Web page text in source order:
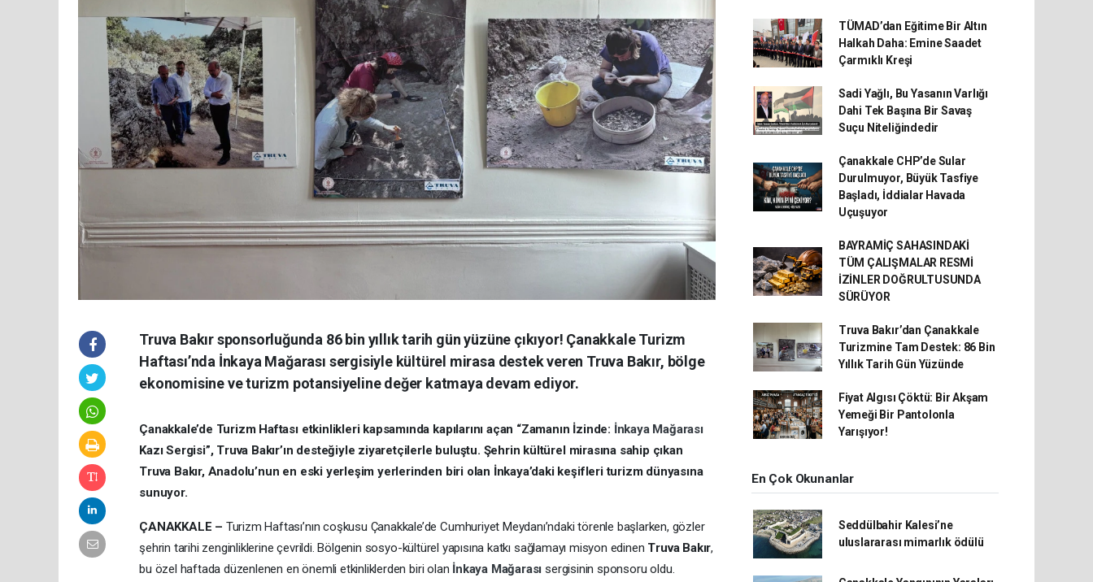
Truva Bakır sponsorluğunda 86 bin yıllık tarih gün yüzüne çıkıyor! Çanakkale Turizm
Haftası’nda İnkaya Mağarası sergisiyle kültürel mirasa destek veren Truva Bakır, bölge
ekonomisine ve turizm potansiyeline değer katmaya devam ediyor.
Çanakkale’de Turizm Haftası etkinlikleri kapsamında kapılarını açan “Zamanın İzinde: İnkaya Mağarası
Kazı Sergisi”, Truva Bakır’ın desteğiyle ziyaretçilerle buluştu. Şehrin kültürel mirasına sahip çıkan
Truva Bakır, Anadolu’nun en eski yerleşim yerlerinden biri olan İnkaya’daki keşifleri turizm dünyasına
sunuyor.
ÇANAKKALE – Turizm Haftası’nın coşkusu Çanakkale’de Cumhuriyet Meydanı’ndaki törenle başlarken, gözler
şehrin tarihi zenginliklerine çevrildi. Bölgenin sosyo-kültürel yapısına katkı sağlamayı misyon edinen Truva Bakır,
bu özel haftada düzenlenen en önemli etkinliklerden biri olan İnkaya Mağarasısergisinin sponsoru oldu.
TÜMAD’dan Eğitime Bir Altın
Halkah Daha: Emine Saadet
Çarmıklı Kreşi
Sadi Yağlı, Bu Yasanın Varlığı
Dahi Tek Başına Bir Savaş
Suçu Niteliğindedir
Çanakkale CHP’de Sular
Durulmuyor, Büyük Tasfiye
Başladı, İddialar Havada
Uçuşuyor
BAYRAMİÇ SAHASINDAKİ
TÜM ÇALIŞMALAR RESMİ
İZİNLER DOĞRULTUSUNDA
SÜRÜYOR
Truva Bakır’dan Çanakkale
Turizmine Tam Destek: 86 Bin
Yıllık Tarih Gün Yüzünde
Fiyat Algısı Çöktü: Bir Akşam
Yemeği Bir Pantolonla
Yarışıyor!
En Çok Okunanlar
Seddülbahir Kalesi’ne
uluslararası mimarlık ödülü